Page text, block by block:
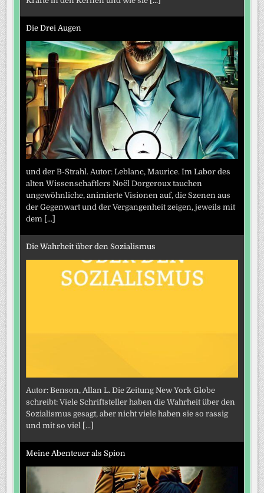
Die Drei Augen
und der B-Strahl. Autor: Leblanc, Maurice. Im Labor des
alten Wissenschaftlers Noël Dorgeroux tauchen
ungewöhnliche, animierte Visionen auf, die Szenen aus
der Gegenwart und der Vergangenheit zeigen, jeweils mit
dem [...]
Die Wahrheit über den Sozialismus
Autor: Benson, Allan L. Die Zeitung New York Globe
schreibt: Viele Schriftsteller haben die Wahrheit über den
Sozialismus gesagt, aber nicht viele haben sie so rassig
und mit so viel [...]
Meine Abenteuer als Spion